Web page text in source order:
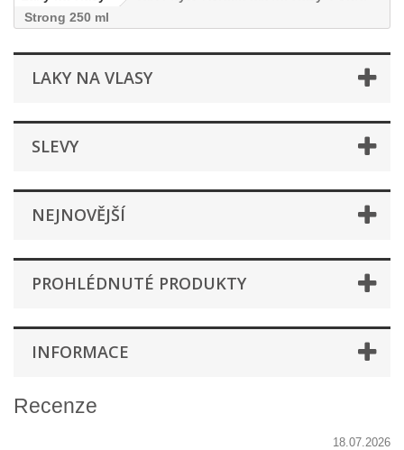
Strong 250 ml
LAKY NA VLASY
SLEVY
NEJNOVĚJŠÍ
PROHLÉDNUTÉ PRODUKTY
INFORMACE
Recenze
18.07.2026